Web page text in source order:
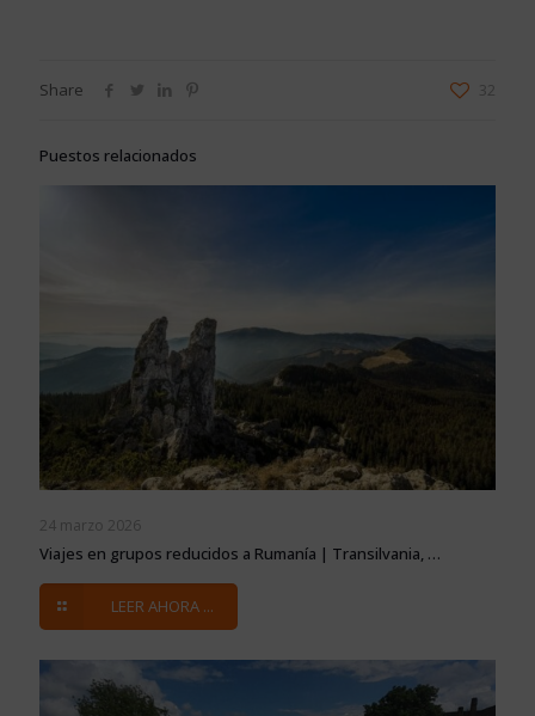
Share 32
Puestos relacionados
24 marzo 2026
Viajes en grupos reducidos a Rumanía | Transilvania, …
LEER AHORA ...